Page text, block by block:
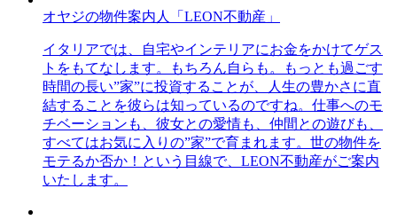
オヤジの物件案内人「LEON不動産」
イタリアでは、自宅やインテリアにお金をかけてゲス
トをもてなします。もちろん自らも。もっとも過ごす
時間の長い”家”に投資することが、人生の豊かさに直
結することを彼らは知っているのですね。仕事へのモ
チベーションも、彼女との愛情も、仲間との遊びも、
すべてはお気に入りの”家”で育まれます。世の物件を
モテるか否か！という目線で、LEON不動産がご案内
いたします。